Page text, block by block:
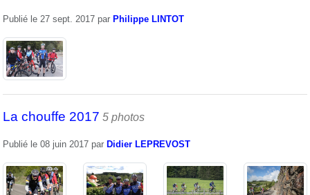
Publié le 27 sept. 2017 par Philippe LINTOT
La chouffe 2017 5 photos
Publié le 08 juin 2017 par Didier LEPREVOST